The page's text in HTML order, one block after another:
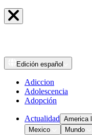
Edición español
Adiccion
Adolescencia
Adopción
Actualidad America
Mexico
Mundo